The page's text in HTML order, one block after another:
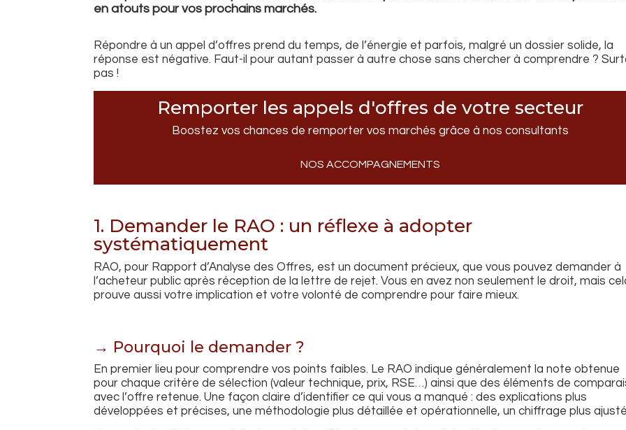
en atouts pour vos prochains marchés.
Répondre à un appel d’offres prend du temps, de l’énergie et parfois, malgré un dossier solide, la
réponse est négative. Faut-il pour autant passer à autre chose sans chercher à comprendre ?
pas !
Remporter les appels d'offres de votre secteur
Boostez vos chances de remporter vos marchés grâce à nos consultants
NOS ACCOMPAGNEMENTS
1. Demander le RAO : un réflexe à adopter
systématiquement
RAO, pour Rapport d’Analyse des Offres, est un document précieux, que vous pouvez demander à
l’acheteur public après réception de la lettre de rejet. Vous en avez non seulement le droit, mais
prouve aussi votre implication et votre volonté de comprendre pour faire mieux.
→ Pourquoi le demander ?
En premier lieu pour comprendre vos points faibles. Le RAO indique généralement la note obtenue
pour chaque critère de sélection (valeur technique, prix, RSE…) ainsi que des éléments de
avec l’offre retenue. Une façon claire d’identifier ce qui vous a manqué : des explications plus
développées et précises, une méthodologie plus détaillée et opérationnelle, un chiffrage plus